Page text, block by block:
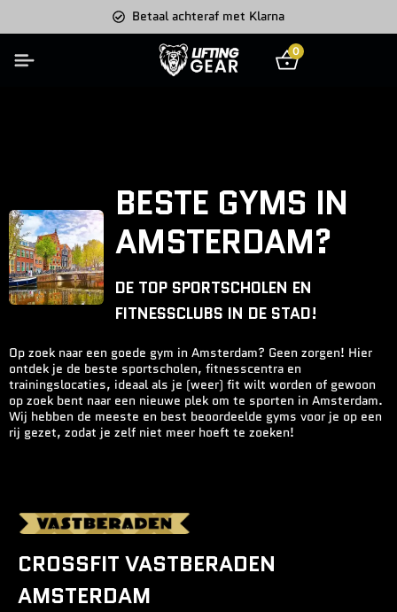
Betaal achteraf met Klarna
0
BESTE GYMS IN
AMSTERDAM?
DE TOP SPORTSCHOLEN EN
FITNESSCLUBS IN DE STAD!
Op zoek naar een goede gym in Amsterdam? Geen zorgen! Hier
ontdek je de beste sportscholen, fitnesscentra en
trainingslocaties, ideaal als je (weer) fit wilt worden of gewoon
op zoek bent naar een nieuwe plek om te sporten in Amsterdam.
Wij hebben de meeste en best beoordeelde gyms voor je op een
rij gezet, zodat je zelf niet meer hoeft te zoeken!
CROSSFIT VASTBERADEN
AMSTERDAM